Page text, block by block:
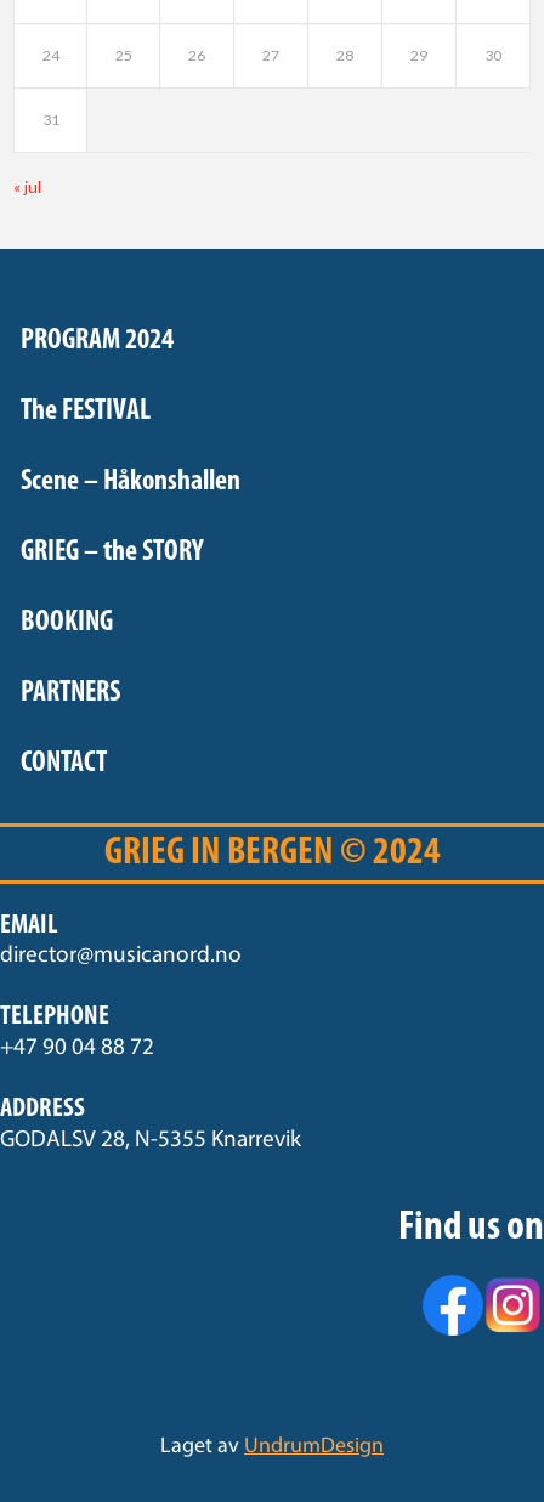
24 25 26 27 28 29 30
31
« jul
PROGRAM 2024
The FESTIVAL
Scene – Håkonshallen
GRIEG – the STORY
BOOKING
PARTNERS
CONTACT
GRIEG IN BERGEN © 2024
EMAIL
director@musicanord.no
TELEPHONE
+47 90 04 88 72
ADDRESS
GODALSV 28, N-5355 Knarrevik
Find us on
Laget av UndrumDesign